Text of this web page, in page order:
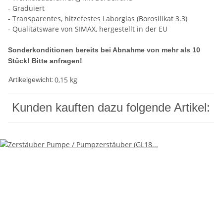
- Graduiert
- Transparentes, hitzefestes Laborglas (Borosilikat 3.3)
- Qualitätsware von SIMAX, hergestellt in der EU
Sonderkonditionen bereits bei Abnahme von mehr als 10
Stück! Bitte anfragen!
Artikelgewicht:0,15 kg
Kunden kauften dazu folgende Artikel: